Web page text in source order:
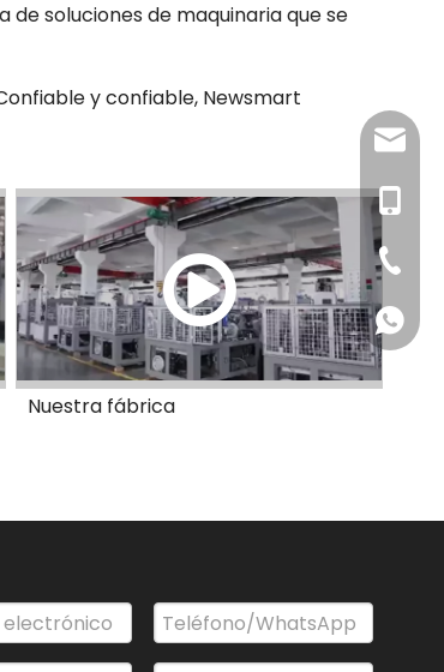
soluciones de maquinaria que se
y confiable, Newsmart
Nuestra fábrica
+86-
+86-
+86-